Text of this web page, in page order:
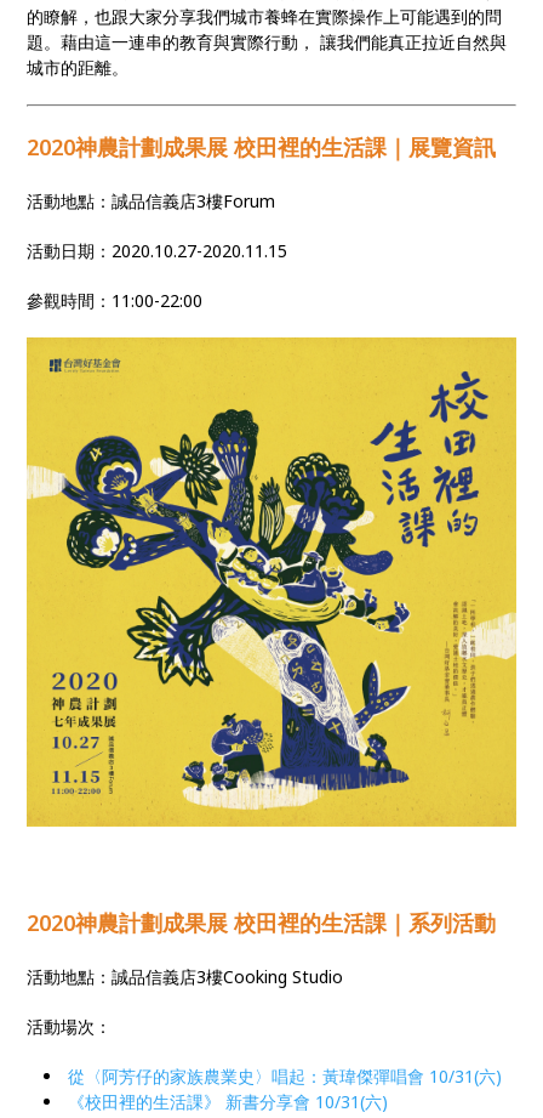
的瞭解，也跟大家分享我們城市養蜂在實際操作上可能遇到的問
題。藉由這一連串的教育與實際行動， 讓我們能真正拉近自然與
城市的距離。
2020神農計劃成果展 校田裡的生活課｜展覽資訊
活動地點：誠品信義店3樓Forum
活動日期：2020.10.27-2020.11.15
參觀時間：11:00-22:00
2020神農計劃成果展 校田裡的生活課｜系列活動
活動地點：誠品信義店3樓Cooking Studio
活動場次：
從〈阿芳仔的家族農業史〉唱起：黃瑋傑彈唱會 10/31(六)
《校田裡的生活課》 新書分享會 10/31(六)